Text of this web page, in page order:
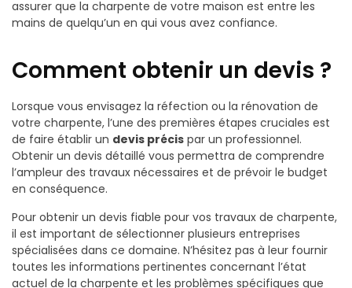
assurer que la charpente de votre maison est entre les
mains de quelqu’un en qui vous avez confiance.
Comment obtenir un devis ?
Lorsque vous envisagez la réfection ou la rénovation de
votre charpente, l’une des premières étapes cruciales est
de faire établir un devis précis par un professionnel.
Obtenir un devis détaillé vous permettra de comprendre
l’ampleur des travaux nécessaires et de prévoir le budget
en conséquence.
Pour obtenir un devis fiable pour vos travaux de charpente,
il est important de sélectionner plusieurs entreprises
spécialisées dans ce domaine. N’hésitez pas à leur fournir
toutes les informations pertinentes concernant l’état
actuel de la charpente et les problèmes spécifiques que